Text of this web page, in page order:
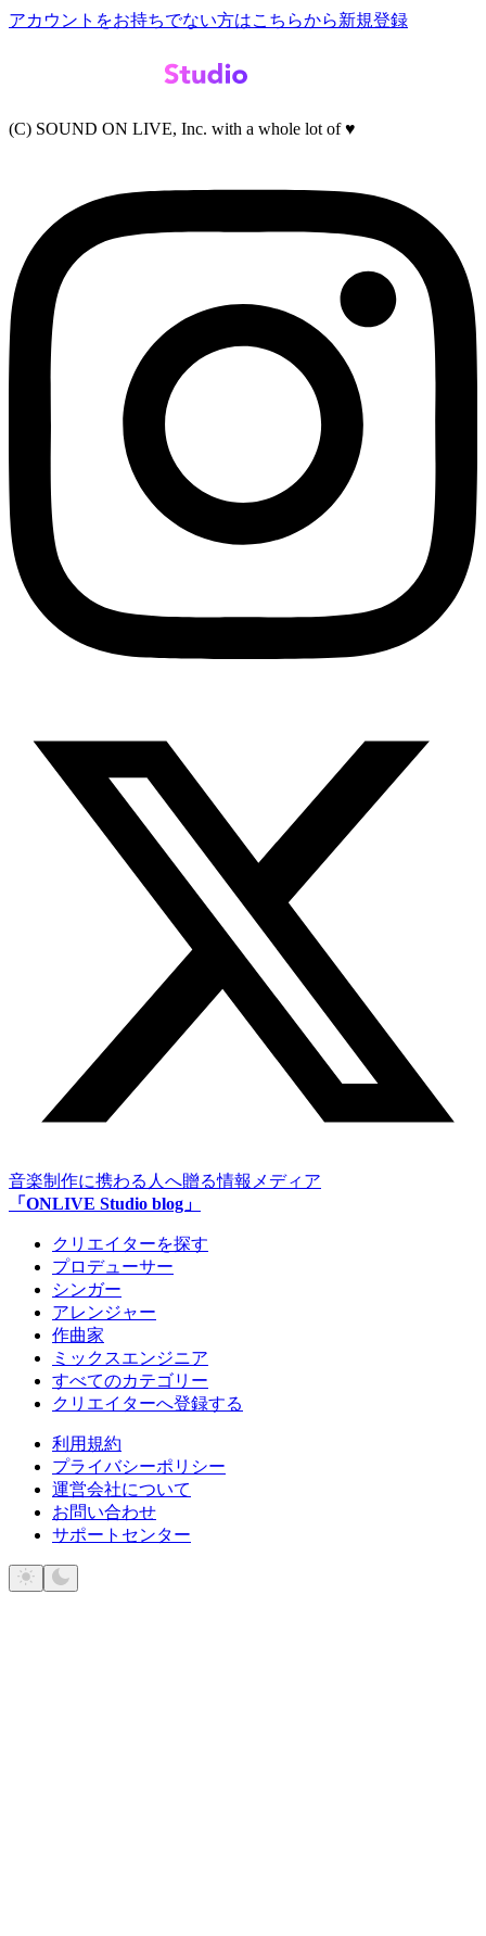
アカウントをお持ちでない方はこちらから新規登録
(C) SOUND ON LIVE, Inc. with a whole lot of ♥
音楽制作に携わる人へ贈る情報メディア
「ONLIVE Studio blog」
クリエイターを探す
プロデューサー
シンガー
アレンジャー
作曲家
ミックスエンジニア
すべてのカテゴリー
クリエイターへ登録する
利用規約
プライバシーポリシー
運営会社について
お問い合わせ
サポートセンター